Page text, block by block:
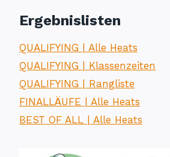
Ergebnislisten
QUALIFYING | Alle Heats
QUALIFYING | Klassenzeiten
QUALIFYING | Rangliste
FINALLÄUFE | Alle Heats
BEST OF ALL | Alle Heats